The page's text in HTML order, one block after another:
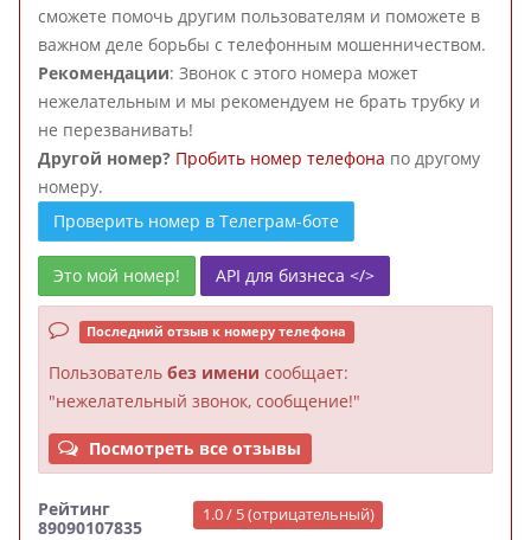
сможете помочь другим пользователям и поможете в
важном деле борьбы с телефонным мошенничеством.
Рекомендации: Звонок с этого номера может
нежелательным и мы рекомендуем не брать трубку и
не перезванивать!
Другой номер? Пробить номер телефона по другому
номеру.
Проверить номер в Телеграм-боте
Это мой номер! API для бизнеса </>
Последний отзыв к номеру телефона
Пользователь без имени сообщает:
"нежелательный звонок, сообщение!"
Посмотреть все отзывы
Рейтинг
89090107835
1.0 / 5 (отрицательный)